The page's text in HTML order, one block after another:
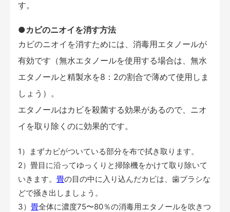
す。
●カビのニオイを消す方法
カビのニオイを消すためには、消毒用エタノールが
有効です（無水エタノールを使用する場合は、無水
エタノールと精製水を8：2の割合で薄めて使用しま
しょう）。
エタノールはカビを殺菌する効果があるので、ニオ
イを取り除くのに効果的です。
1）まずカビがついている部分を布で拭き取ります。
2）畳目に沿ってゆっくりと掃除機をかけて取り除いて
いきます。 畳の目の中に入り込んだカビは、歯ブラシな
どで掻き出しましょう。
3） 畳全体に濃度75〜80％の消毒用エタノールを吹きつ